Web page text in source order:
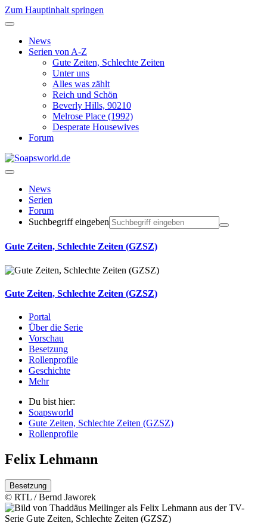
Zum Hauptinhalt springen
News
Serien von A-Z
Gute Zeiten, Schlechte Zeiten
Unter uns
Alles was zählt
Reich und Schön
Beverly Hills, 90210
Melrose Place (1992)
Desperate Housewives
Forum
News
Serien
Forum
Suchbegriff eingeben
Gute Zeiten, Schlechte Zeiten (GZSZ)
Gute Zeiten, Schlechte Zeiten (GZSZ)
Portal
Über die Serie
Vorschau
Besetzung
Rollenprofile
Geschichte
Mehr
Du bist hier:
Soapsworld
Gute Zeiten, Schlechte Zeiten (GZSZ)
Rollenprofile
Felix Lehmann
Besetzung
© RTL / Bernd Jaworek